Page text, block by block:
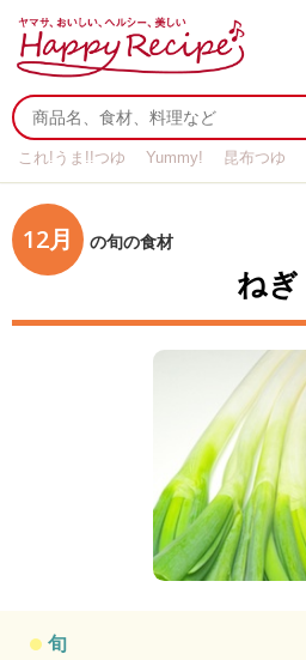
これ!うま!!つゆ Yummy! 昆布つゆ
12月 の旬の食材
ねぎ
旬